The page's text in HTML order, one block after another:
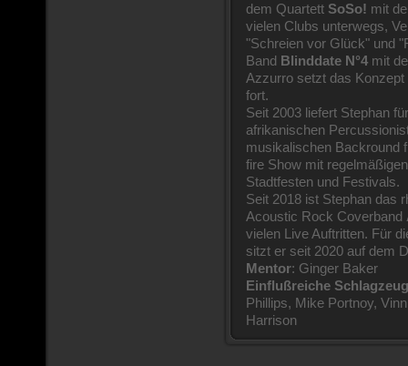
dem Quartett SoSo! mit
vielen Clubs unterwegs,
"Schreien vor Glück" und
Band Blinddate N°4 mit
Azzurro setzt das
fort.
Seit 2003 liefert Stephan
afrikanischen
musikalischen Backround
fire Show mit
Stadtfesten und Festivals.
Seit 2018 ist Stephan das
Acoustic Rock Coverband
vielen Live Auftritten. Für
sitzt er seit 2020 auf dem
Mentor: Ginger Baker
Einflußreiche
Phillips, Mike Portnoy,
Harrison